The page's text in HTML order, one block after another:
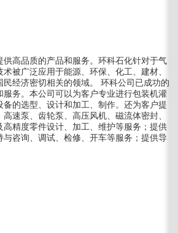
高品质的产品和服务。环科石化针对于气
被广泛应用于能源、环保、化工、建材、
经济密切相关的领域。 环科公司已成功的
服务。本公司可以为客户专业进行包装机灌
的选型、设计和加工、制作。还为客户提
速泵、齿轮泵、高压风机、磁流体密封、
精度零件设计、加工、维护等服务；提供
咨询、调试、检修、开车等服务；提供导